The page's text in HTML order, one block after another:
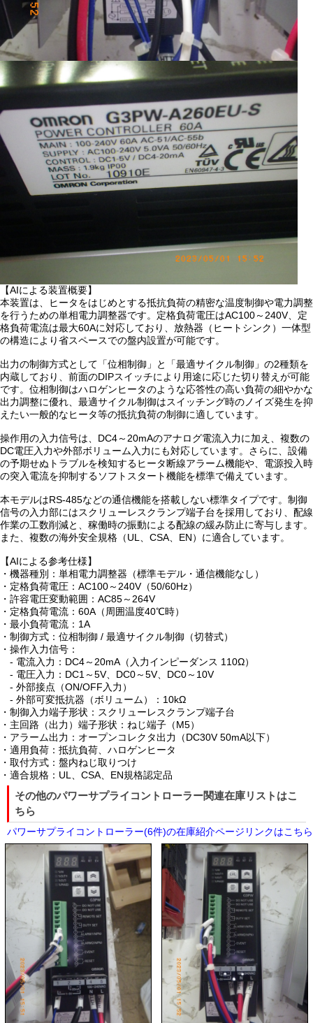
【AIによる装置概要】
本装置は、ヒータをはじめとする抵抗負荷の精密な温度制御や電力調整
を行うための単相電力調整器です。定格負荷電圧はAC100～240V、定
格負荷電流は最大60Aに対応しており、放熱器（ヒートシンク）一体型
の構造により省スペースでの盤内設置が可能です。
出力の制御方式として「位相制御」と「最適サイクル制御」の2種類を
内蔵しており、前面のDIPスイッチにより用途に応じた切り替えが可能
です。位相制御はハロゲンヒータのような応答性の高い負荷の細やかな
出力調整に優れ、最適サイクル制御はスイッチング時のノイズ発生を抑
えたい一般的なヒータ等の抵抗負荷の制御に適しています。
操作用の入力信号は、DC4～20mAのアナログ電流入力に加え、複数の
DC電圧入力や外部ボリューム入力にも対応しています。さらに、設備
の予期せぬトラブルを検知するヒータ断線アラーム機能や、電源投入時
の突入電流を抑制するソフトスタート機能を標準で備えています。
本モデルはRS-485などの通信機能を搭載しない標準タイプです。制御
信号の入力部にはスクリューレスクランプ端子台を採用しており、配線
作業の工数削減と、稼働時の振動による配線の緩み防止に寄与します。
また、複数の海外安全規格（UL、CSA、EN）に適合しています。
【AIによる参考仕様】
・機器種別：単相電力調整器（標準モデル・通信機能なし）
・定格負荷電圧：AC100～240V（50/60Hz）
・許容電圧変動範囲：AC85～264V
・定格負荷電流：60A（周囲温度40℃時）
・最小負荷電流：1A
・制御方式：位相制御 / 最適サイクル制御（切替式）
・操作入力信号：
- 電流入力：DC4～20mA（入力インピーダンス 110Ω）
- 電圧入力：DC1～5V、DC0～5V、DC0～10V
- 外部接点（ON/OFF入力）
- 外部可変抵抗器（ボリューム）：10kΩ
・制御入力端子形状：スクリューレスクランプ端子台
・主回路（出力）端子形状：ねじ端子（M5）
・アラーム出力：オープンコレクタ出力（DC30V 50mA以下）
・適用負荷：抵抗負荷、ハロゲンヒータ
・取付方式：盤内ねじ取りつけ
・適合規格：UL、CSA、EN規格認定品
その他のパワーサプライコントローラー関連在庫リストはこ
ちら
パワーサプライコントローラー(6件)の在庫紹介ページリンクはこちら